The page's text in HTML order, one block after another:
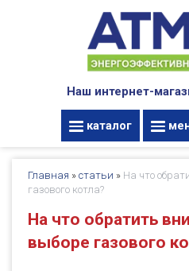
Наш интернет-
каталог
Главная » статьи » На что
газового котла?
На что обратить
выборе газового